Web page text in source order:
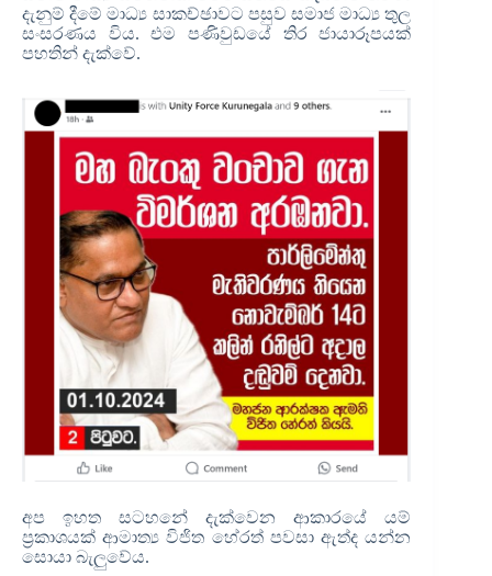
දැනුම් දීමේ මාධ්‍ය සාකච්ඡාවට පසුව සමාජ මාධ්‍ය තුල
සංසරණය විය. එම පණිවුඩයේ තිර ජායාරූපයක්
පහතින් දැක්වේ.
අප ඉහත සටහනේ දැක්වෙන ආකාරයේ යම්
ප්‍රකාශයක් ආමාත්‍ය විජිත හේරත් පවසා ඇත්ද යන්න
සොයා බැලුවේය.